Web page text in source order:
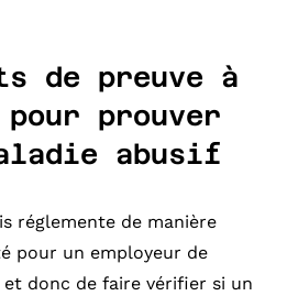
de preuve à
pour prouver
abusif
réglemente de manière
pour un employeur de
et donc de faire vérifier si un